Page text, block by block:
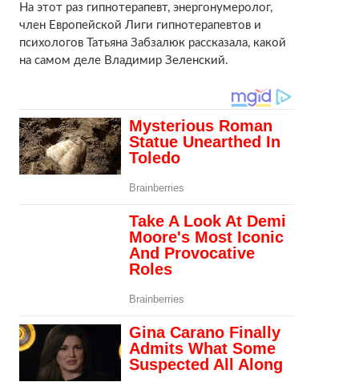
На этот раз гипнотерапевт, энергонумеролог,
член Европейской Лиги гипнотерапевтов и
психологов Татьяна Забзалюк рассказала, какой
на самом деле Владимир Зеленский.